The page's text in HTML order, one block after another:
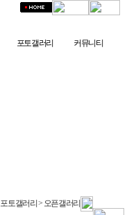
포토갤러리 커뮤니티
토갤러리 > 오픈갤러리